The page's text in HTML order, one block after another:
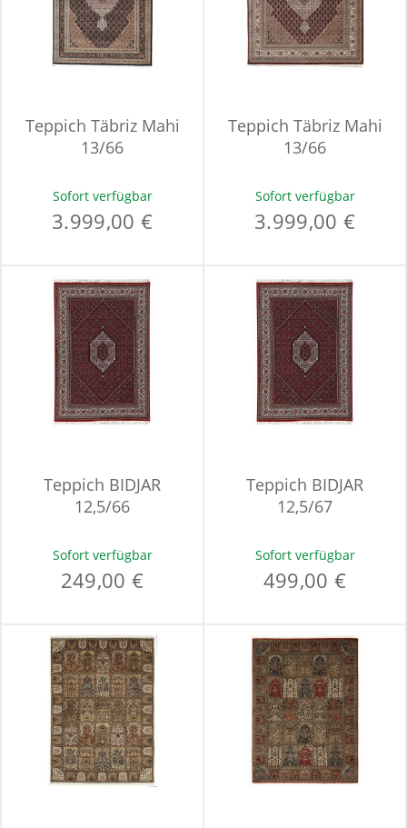
Teppich Täbriz Mahi
13/66
Sofort verfügbar
3.999,00 €
Teppich Täbriz Mahi
13/66
Sofort verfügbar
3.999,00 €
Teppich BIDJAR
12,5/66
Sofort verfügbar
249,00 €
Teppich BIDJAR
12,5/67
Sofort verfügbar
499,00 €